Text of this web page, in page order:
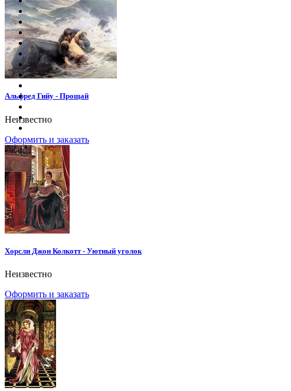
Альфред Гийу - Прощай
Неизвестно
Оформить и заказать
Хорсли Джон Колкотт - Уютный уголок
Неизвестно
Оформить и заказать